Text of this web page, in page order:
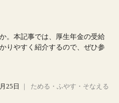
。本記事では、厚生年金の受給
りやすく紹介するので、ぜひ参
25日 ためる・ふやす・そなえる